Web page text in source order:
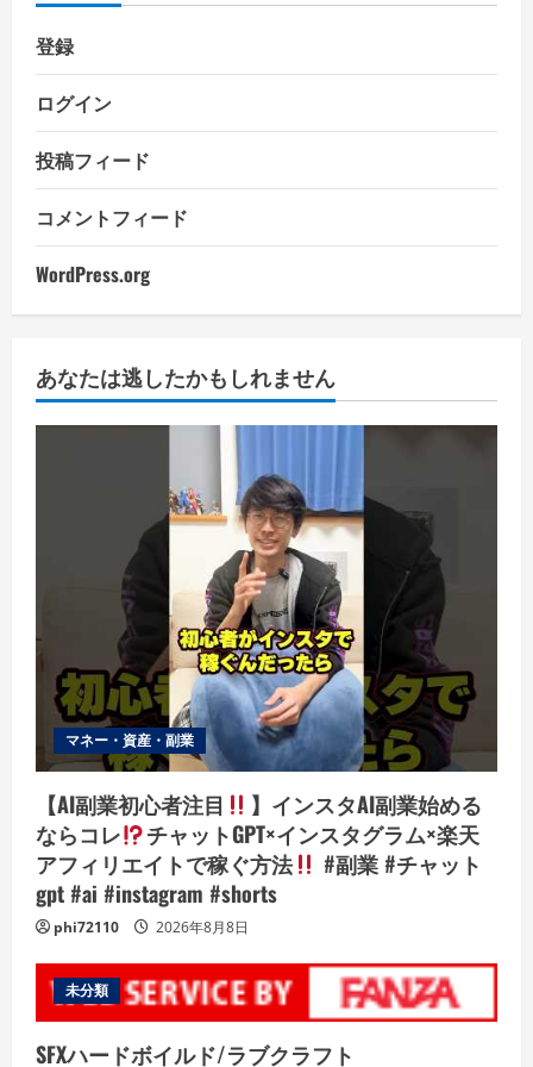
登録
ログイン
投稿フィード
コメントフィード
WordPress.org
あなたは逃したかもしれません
マネー・資産・副業
【AI副業初心者注目
】インスタAI副業始める
ならコレ
チャットGPT×インスタグラム×楽天
アフィリエイトで稼ぐ方法
#副業 #チャット
gpt #ai #instagram #shorts
phi72110 2026年8月8日
未分類
SFXハードボイルド/ラブクラフト